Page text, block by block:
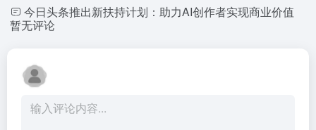
今日头条推出新扶持计划：助力AI创作者实现商业价值
暂无评论